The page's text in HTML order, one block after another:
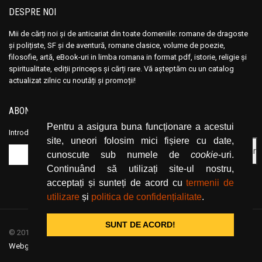
Pentru a asigura buna funcționare a acestui
site, uneori folosim mici fișiere cu date,
cunoscute sub numele de cookie-uri.
Continuând să utilizați site-ul nostru,
acceptați și sunteți de acord cutermenii de
utilizare și politica de confidențialitate.
SUNT DE ACORD!
Arthur Osborne
Arthur Schopenhauer
Arthur Weigall
Artur Balder
Aryana Havah
Asa Larsson
Athena Spear
Audra Barton
August Basile
Arthur Osborne
Arthur Schopenhauer
Arthur Weigall
Artur Balder
Aryana Havah
Asa Larsson
Athena Spear
Audra Barton
August Basile
DESPRE NOI
Mii de cărți noi și de anticariat din toate domeniile: romane de dragoste
și polițiste, SF și de aventură, romane clasice, volume de poezie,
filosofie, artă, eBook-uri in limba romana in format pdf, istorie, religie și
spiritualitate, ediții princeps și cărți rare. Vă așteptăm cu un catalog
actualizat zilnic cu noutăți și promoții!
ABONEAZĂ-TE LA NEWSLETTER
Introduceți adresa dvs. de email și dați click pe butonul de abonare.
© 2019
Webgraphic